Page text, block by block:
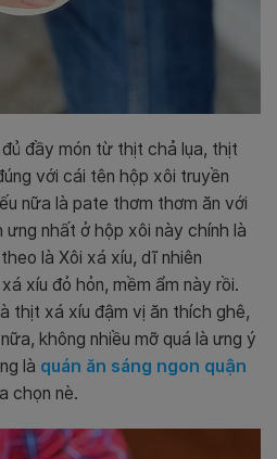
đầy món từ thịt chả lụa, thịt
với cái tên hộp xôi truyền
nữa là pate thơm thơm ăn với
ưng nhất ở hộp xôi này chính là
là Xôi xá xíu, dĩ nhiên
xíu đỏ hỏn, mềm ẩm này rồi.
thịt xá xíu đậm vị ăn thích ghê,
không nhiều mỡ quá là ưng ý
là quán ăn sáng ngon quận
chọn nè.